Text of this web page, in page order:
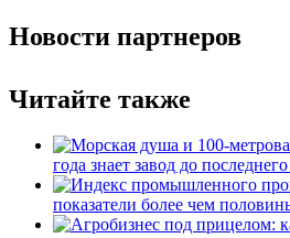
Новости партнеров
Читайте также
года знает завод до
показатели более чем